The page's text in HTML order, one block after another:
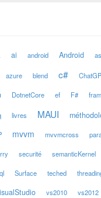
ai android Android
azure blend c#
DotnetCore ef F#
livres MAUI
mvvm mvvmcross
securité semanticKernel
Surface teched
vs2010 vs2012